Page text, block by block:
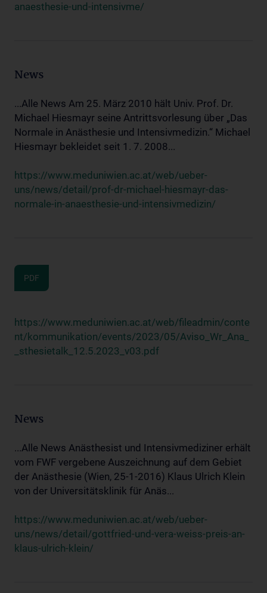
anaesthesie-und-intensivme/
News
...Alle News Am 25. März 2010 hält Univ. Prof. Dr.
Michael Hiesmayr seine Antrittsvorlesung über „Das
Normale in Anästhesie und Intensivmedizin.“ Michael
Hiesmayr bekleidet seit 1. 7. 2008...
https://www.meduniwien.ac.at/web/ueber-
uns/news/detail/prof-dr-michael-hiesmayr-das-
normale-in-anaesthesie-und-intensivmedizin/
PDF
https://www.meduniwien.ac.at/web/fileadmin/conte
nt/kommunikation/events/2023/05/Aviso_Wr_Ana_
_sthesietalk_12.5.2023_v03.pdf
News
...Alle News Anästhesist und Intensivmediziner erhält
vom FWF vergebene Auszeichnung auf dem Gebiet
der Anästhesie (Wien, 25-1-2016) Klaus Ulrich Klein
von der Universitätsklinik für Anäs...
https://www.meduniwien.ac.at/web/ueber-
uns/news/detail/gottfried-und-vera-weiss-preis-an-
klaus-ulrich-klein/